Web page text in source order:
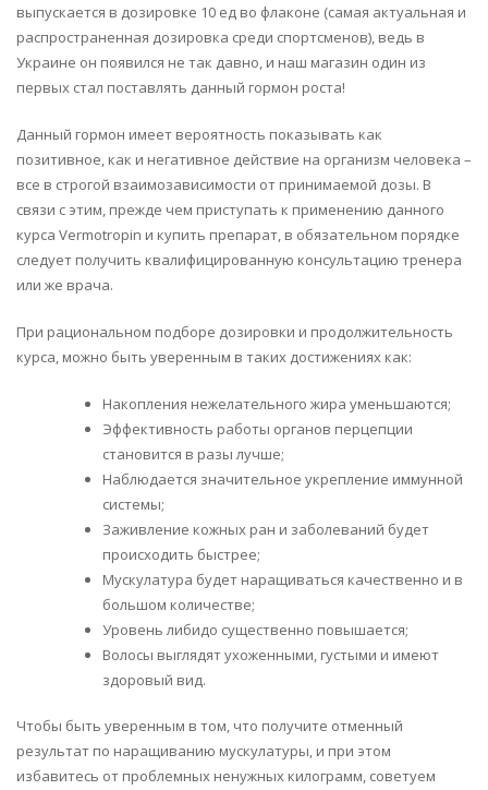
выпускается в дозировке 10 ед во флаконе (самая актуальная и
распространенная дозировка среди спортсменов), ведь в
Украине он появился не так давно, и наш магазин один из
первых стал поставлять данный гормон роста!
Данный гормон имеет вероятность показывать как
позитивное, как и негативное действие на организм человека –
все в строгой взаимозависимости от принимаемой дозы. В
связи с этим, прежде чем приступать к применению данного
курса Vermotropin и купить препарат, в обязательном порядке
следует получить квалифицированную консультацию тренера
или же врача.
При рациональном подборе дозировки и продолжительность
курса, можно быть уверенным в таких достижениях как:
Накопления нежелательного жира уменьшаются;
Эффективность работы органов перцепции
становится в разы лучше;
Наблюдается значительное укрепление иммунной
системы;
Заживление кожных ран и заболеваний будет
происходить быстрее;
Мускулатура будет наращиваться качественно и в
большом количестве;
Уровень либидо существенно повышается;
Волосы выглядят ухоженными, густыми и имеют
здоровый вид.
Чтобы быть уверенным в том, что получите отменный
результат по наращиванию мускулатуры, и при этом
избавитесь от проблемных ненужных килограмм, советуем